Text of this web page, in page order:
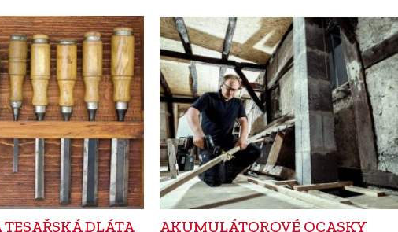
DLÁTA AKUMULÁTOROVÉ OCASKY